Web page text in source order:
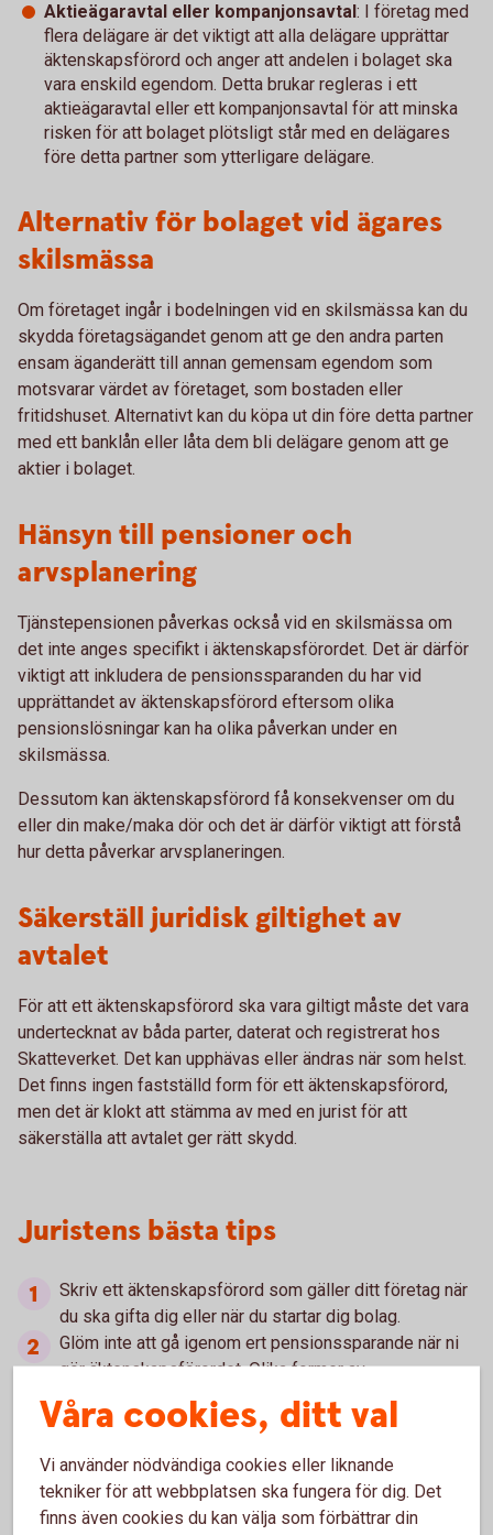
Aktieägaravtal eller kompanjonsavtal: I företag med
flera delägare är det viktigt att alla delägare upprättar
äktenskapsförord och anger att andelen i bolaget ska
vara enskild egendom. Detta brukar regleras i ett
aktieägaravtal eller ett kompanjonsavtal för att minska
risken för att bolaget plötsligt står med en delägares
före detta partner som ytterligare delägare.
Alternativ för bolaget vid ägares
skilsmässa
Om företaget ingår i bodelningen vid en skilsmässa kan du
skydda företagsägandet genom att ge den andra parten
ensam äganderätt till annan gemensam egendom som
motsvarar värdet av företaget, som bostaden eller
fritidshuset. Alternativt kan du köpa ut din före detta partner
med ett banklån eller låta dem bli delägare genom att ge
aktier i bolaget.
Hänsyn till pensioner och
arvsplanering
Tjänstepensionen påverkas också vid en skilsmässa om
det inte anges specifikt i äktenskapsförordet. Det är därför
viktigt att inkludera de pensionssparanden du har vid
upprättandet av äktenskapsförord eftersom olika
pensionslösningar kan ha olika påverkan under en
skilsmässa.
Dessutom kan äktenskapsförord få konsekvenser om du
eller din make/maka dör och det är därför viktigt att förstå
hur detta påverkar arvsplaneringen.
Säkerställ juridisk giltighet av
avtalet
För att ett äktenskapsförord ska vara giltigt måste det vara
undertecknat av båda parter, daterat och registrerat hos
Skatteverket. Det kan upphävas eller ändras när som helst.
Det finns ingen fastställd form för ett äktenskapsförord,
men det är klokt att stämma av med en jurist för att
säkerställa att avtalet ger rätt skydd.
Juristens bästa tips
Skriv ett äktenskapsförord som gäller ditt företag när
du ska gifta dig eller när du startar dig bolag.
Glöm inte att gå igenom ert pensionssparande när ni
gör äktenskapsförordet. Olika former av
pensionssparande påverkas olika vid en skilsmässa.
Finns det fler delägare i bolaget – se till att ni har med
Tänk på att äktenskapsförordet kan få konsekvenser
för vad som händer när du eller din maka/make dör.
Se till att ni har följderna klara för er.
Våra cookies, ditt val
Vi använder nödvändiga cookies eller liknande
tekniker för att webbplatsen ska fungera för dig. Det
finns även cookies du kan välja som förbättrar din